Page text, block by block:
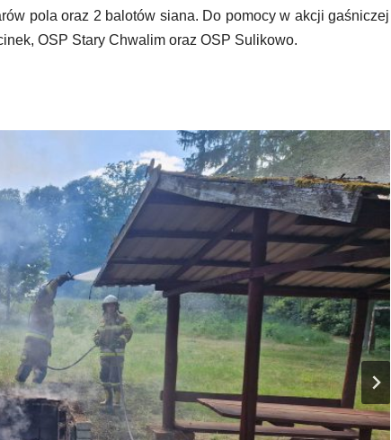
pola oraz 2 balotów siana. Do pomocy w akcji gaśniczej
OSP Stary Chwalim oraz OSP Sulikowo.